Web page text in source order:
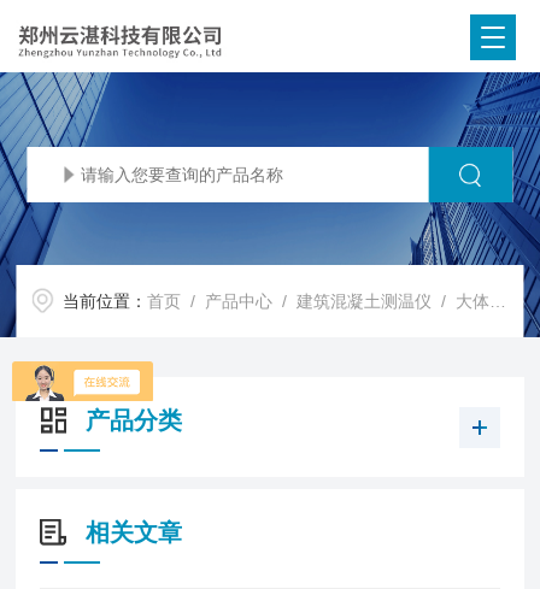
当前位置：首页 / 产品中心 /建筑混凝土测温仪 / 大体积混凝土无线测温仪
产品分类
相关文章